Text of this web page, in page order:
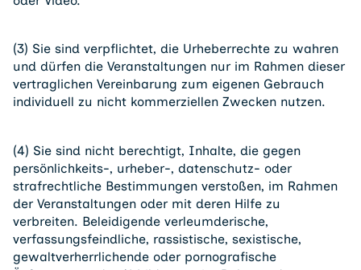
(3) Sie sind verpflichtet, die Urheberrechte zu wahren
und dürfen die Veranstaltungen nur im Rahmen dieser
vertraglichen Vereinbarung zum eigenen Gebrauch
individuell zu nicht kommerziellen Zwecken nutzen.
(4) Sie sind nicht berechtigt, Inhalte, die gegen
persönlichkeits-, urheber-, datenschutz- oder
strafrechtliche Bestimmungen verstoßen, im Rahmen
der Veranstaltungen oder mit deren Hilfe zu
verbreiten. Beleidigende verleumderische,
verfassungsfeindliche, rassistische, sexistische,
gewaltverherrlichende oder pornografische